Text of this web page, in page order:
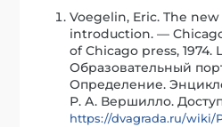
Voegelin, Eric. The
introduction. —
of Chicago press, 1974.
Образовательный
Определение.
Р. А. Вершилло.
https://dvagrada.ru/wiki/